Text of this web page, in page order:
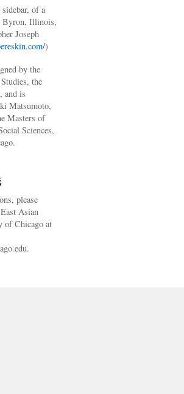
of a
Byron, Illinois,
Joseph
)
by the
the
and is
Matsumoto,
Masters of
Sciences,
please
Asian
of Chicago at